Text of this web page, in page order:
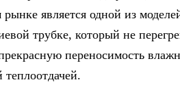
является одной из
трубке, который не
переносимость